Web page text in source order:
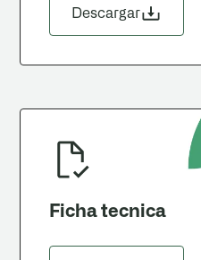
Descargar
Ficha tecnica